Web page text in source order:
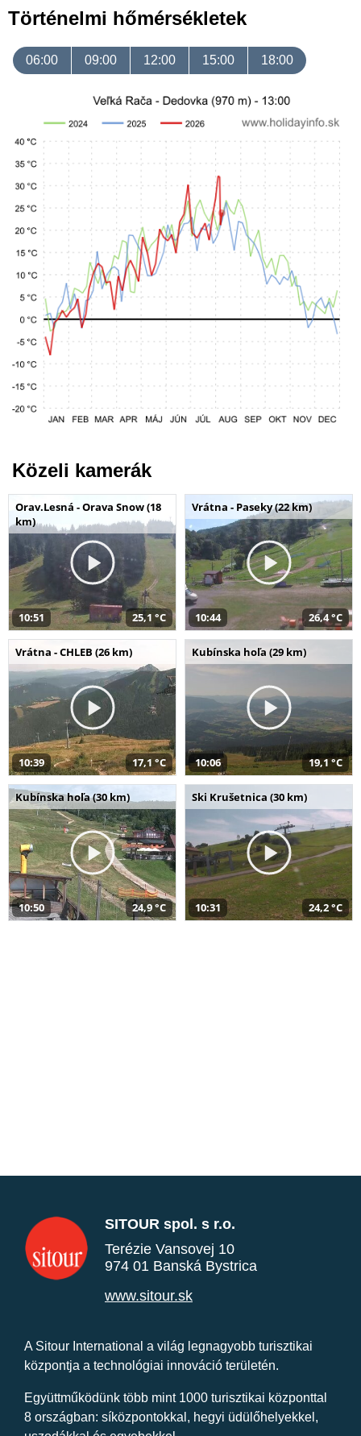
Történelmi hőmérsékletek
06:00 09:00 12:00 15:00 18:00
Közeli kamerák
Orav.Lesná - Orava Snow (18
km)
10:51 25,1 °C
Vrátna - Paseky (22 km)
10:44 26,4 °C
Vrátna - CHLEB (26 km)
10:39 17,1 °C
Kubínska hoľa (29 km)
10:06 19,1 °C
Kubínska hoľa (30 km)
10:50 24,9 °C
Ski Krušetnica (30 km)
10:31 24,2 °C
SITOUR spol. s r.o.
Terézie Vansovej 10
974 01 Banská Bystrica
www.sitour.sk
A Sitour International a világ legnagyobb turisztikai
központja a technológiai innováció területén.
Együttműködünk több mint 1000 turisztikai központtal
8 országban: síközpontokkal, hegyi üdülőhelyekkel,